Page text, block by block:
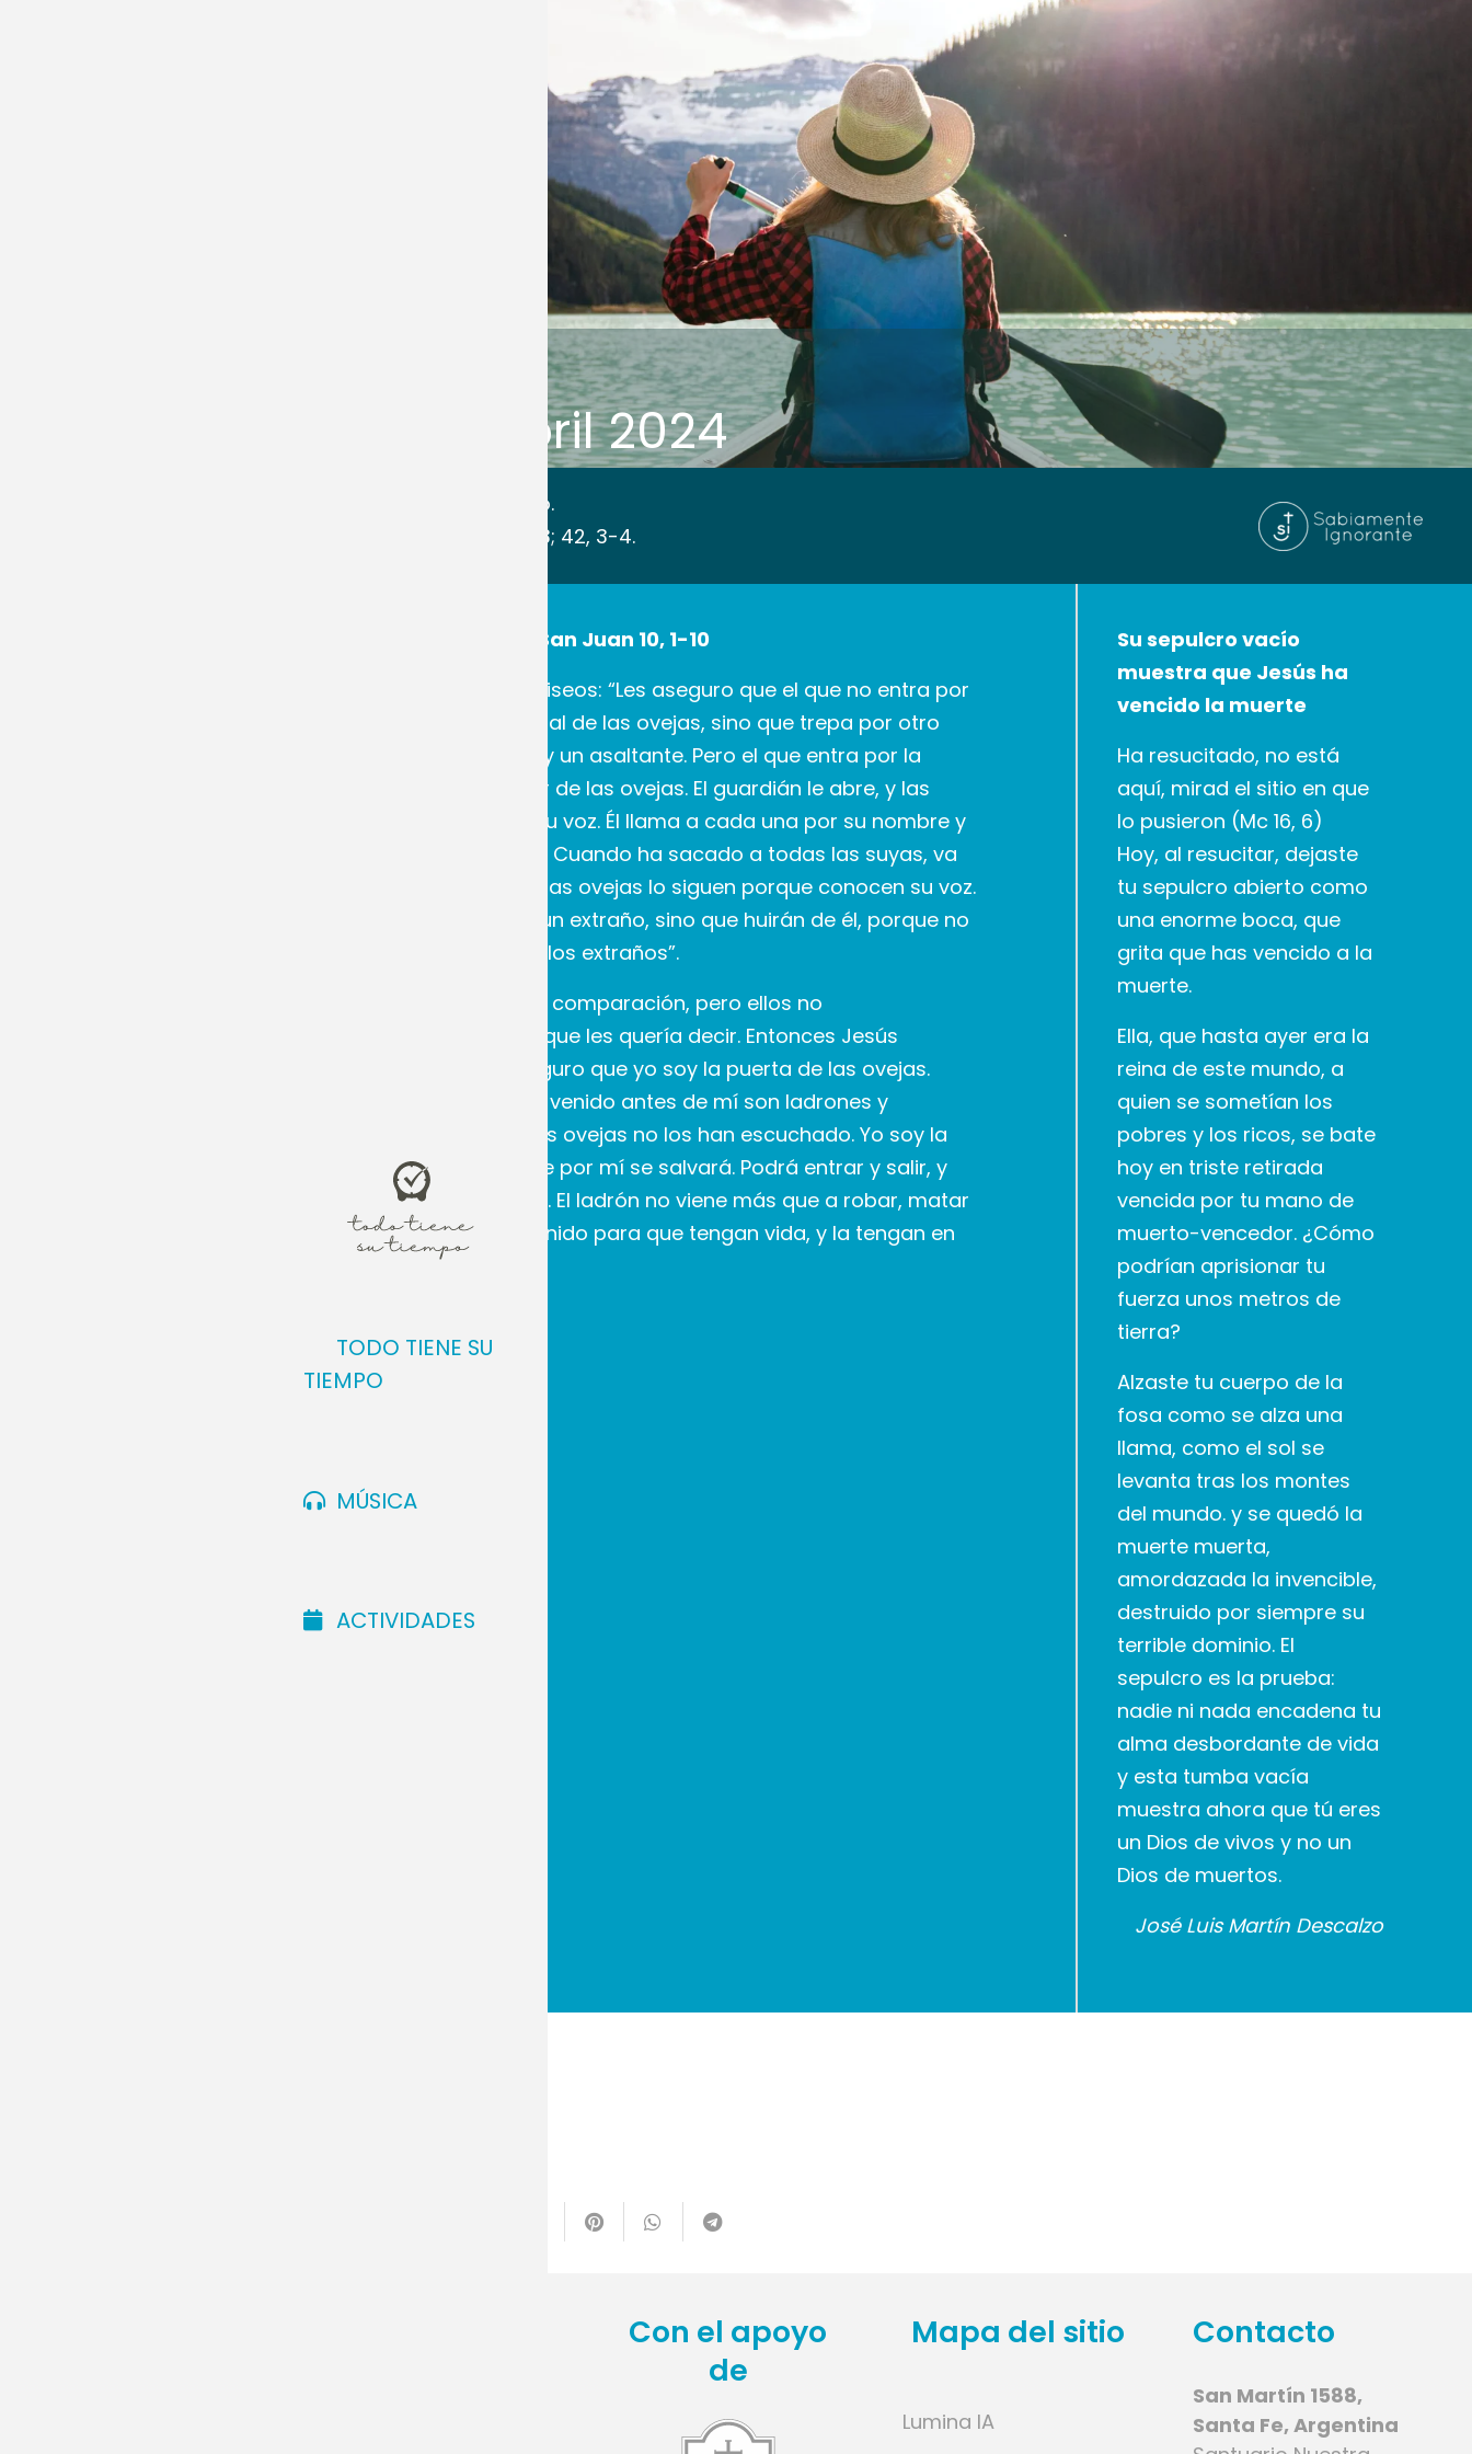
TODO TIENE SU
TIEMPO
MÚSICA
ACTIVIDADES
Abril 2024
4to de Pascua. Blanco.
Hech 11, 1-18; Sal 41, 2-3; 42, 3-4.
Evangelio según San Juan 10, 1-10
Jesús dijo a los fariseos: “Les aseguro que el que no entra por
la puerta en el corral de las ovejas, sino que trepa por otro
lado, es un ladrón y un asaltante. Pero el que entra por la
puerta es el pastor de las ovejas. El guardián le abre, y las
ovejas escuchan su voz. Él llama a cada una por su nombre y
las saca del corral. Cuando ha sacado a todas las suyas, va
delante de ellas, y las ovejas lo siguen porque conocen su voz.
Nunca seguirán a un extraño, sino que huirán de él, porque no
conocen la voz de los extraños”.
Jesús les hizo esta comparación, pero ellos no
comprendieron lo que les quería decir. Entonces Jesús
continuó: “Les aseguro que yo soy la puerta de las ovejas.
Todos los que han venido antes de mí son ladrones y
asaltantes, pero las ovejas no los han escuchado. Yo soy la
puerta; el que entre por mí se salvará. Podrá entrar y salir, y
encontrará pastos. El ladrón no viene más que a robar, matar
y destruir. Yo he venido para que tengan vida, y la tengan en
abundancia”.
Su sepulcro vacío
muestra que Jesús ha
vencido la muerte
Ha resucitado, no está
aquí, mirad el sitio en que
lo pusieron (Mc 16, 6)
Hoy, al resucitar, dejaste
tu sepulcro abierto como
una enorme boca, que
grita que has vencido a la
muerte.
Ella, que hasta ayer era la
reina de este mundo, a
quien se sometían los
pobres y los ricos, se bate
hoy en triste retirada
vencida por tu mano de
muerto-vencedor. ¿Cómo
podrían aprisionar tu
fuerza unos metros de
tierra?
Alzaste tu cuerpo de la
fosa como se alza una
llama, como el sol se
levanta tras los montes
del mundo. y se quedó la
muerte muerta,
amordazada la invencible,
destruido por siempre su
terrible dominio. El
sepulcro es la prueba:
nadie ni nada encadena tu
alma desbordante de vida
y esta tumba vacía
muestra ahora que tú eres
un Dios de vivos y no un
Dios de muertos.
José Luis Martín Descalzo
Con el apoyo
de
Mapa del sitio
Lumina IA
Contacto
San Martín 1588,
Santa Fe, Argentina